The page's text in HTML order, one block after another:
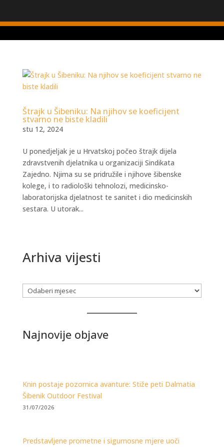
Štrajk u Šibeniku: Na njihov se koeficijent
stvarno ne biste kladili
stu 12, 2024
U ponedjeljak je u Hrvatskoj počeo štrajk dijela
zdravstvenih djelatnika u organizaciji Sindikata
Zajedno. Njima su se pridružile i njihove šibenske
kolege, i to radiološki tehnolozi, medicinsko-
laboratorijska djelatnost te sanitet i dio medicinskih
sestara. U utorak...
Arhiva vijesti
Arhiva
Najnovije objave
Knin postaje pozornica avanture: Stiže peti Dalmatia
Šibenik Outdoor Festival
31/07/2026
Predstavljene prometne i sigurnosne mjere uoči